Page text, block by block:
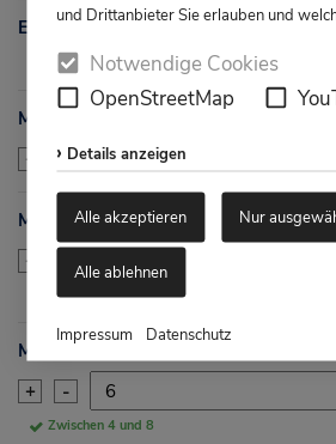
und Drittanbieter Sie erlauben und
Notwendige Cookies
OpenStreetMap
Details anzeigen
Alle akzeptieren Nur
Alle ablehnen
Impressum Datenschutz
Erforderliches Antriebsmoment
MAST / max. zulässiges
+ -
Mindeststeuerluft (Pe
+
Zwischen 2 und 8
Maximalsteuerluft (Pe
+ -
Zwischen 4 und 8